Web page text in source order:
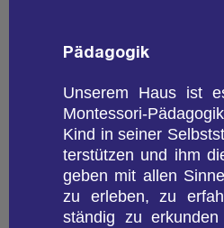
Päd­ago­gik
Un­se­rem Haus ist
Montesso­ri-
Kind in sei­ner
ter­stüt­zen und ihm
geben mit allen
zu er­le­ben, zu
stän­dig zu